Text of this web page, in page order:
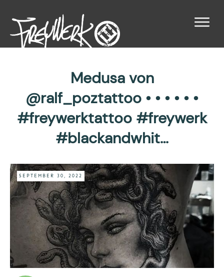
Medusa von
@ralf_poztattoo • • • • • •
#freywerktattoo #freywerk
#blackandwhit…
SEPTEMBER 30, 2022